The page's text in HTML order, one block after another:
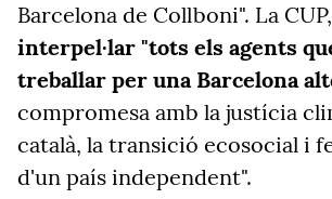
Barcelona de Collboni". La
interpel·lar "tots els agents
treballar per una Barcelona
compromesa amb la justícia
català, la transició ecosocial i
d'un país independent".